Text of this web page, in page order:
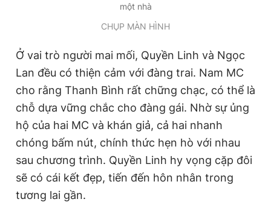
một nhà
CHỤP MÀN HÌNH
Ở vai trò người mai mối, Quyền Linh và Ngọc
Lan đều có thiện cảm với đàng trai. Nam MC
cho rằng Thanh Bình rất chững chạc, có thể là
chỗ dựa vững chắc cho đàng gái. Nhờ sự ủng
hộ của hai MC và khán giả, cả hai nhanh
chóng bấm nút, chính thức hẹn hò với nhau
sau chương trình. Quyền Linh hy vọng cặp đôi
sẽ có cái kết đẹp, tiến đến hôn nhân trong
tương lai gần.